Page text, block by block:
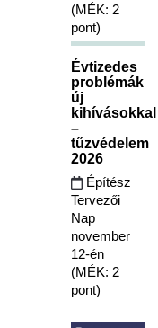
(MÉK: 2
pont)
Évtizedes
problémák
új
kihívásokkal
–
tűzvédelem
2026
Építész
Tervezői
Nap
november
12-én
(MÉK: 2
pont)